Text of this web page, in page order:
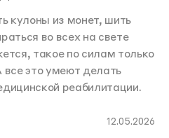
кулоны из монет, шить
во всех на свете
такое по силам только
это умеют делать
реабилитации.
12.05.2026